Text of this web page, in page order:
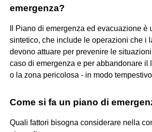
emergenza?
Il Piano di emergenza ed evacuazione è
sintetico, che include le operazioni che i
devono attuare per prevenire le
caso di emergenza e per abbandonare il
o la zona pericolosa - in modo
Come si fa un piano di
Quali fattori bisogna considerare nella